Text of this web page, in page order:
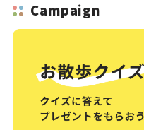
ト（オープンスペース編）
Campaign